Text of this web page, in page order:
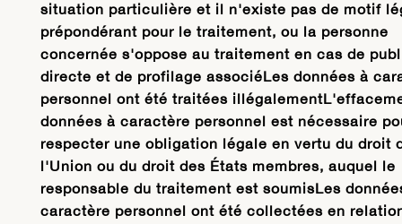
situation particulière et il n'existe pas de motif
prépondérant pour le traitement, ou la personne
concernée s'oppose au traitement en cas de
directe et de profilage associéLes données à
personnel ont été traitées
données à caractère personnel est nécessaire
respecter une obligation légale en vertu du droit
l'Union ou du droit des États membres, auquel le
responsable du traitement est soumisLes
caractère personnel ont été collectées en